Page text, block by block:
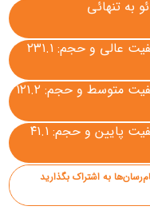
به تنهائی
دریافت فیلم با ساختار MP۴ کیفیت عالی و حجم: ۲۳۱.۱
دریافت فیلم با ساختار MP۴ کیفیت متوسط و حجم: ۱۲۱.۲
دریافت فیلم با ساختار MP۴ کیفیت پایین و حجم: ۴۱.۱
به اشتراک بگذارید